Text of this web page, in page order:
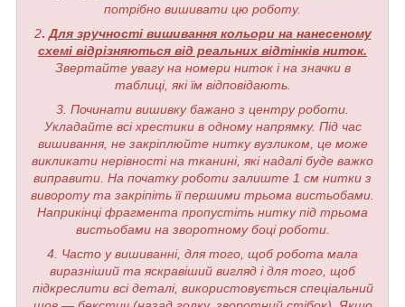
потрібно вишивати цю роботу.
2. Для зручності вишивання кольори на нанесеному
схемі відрізняються від реальних відтінків ниток.
Звертайте увагу на номери ниток і на значки в
таблиці, які їм відповідають.
3. Починати вишивку бажано з центру роботи.
Укладайте всі хрестики в одному напрямку. Під час
вишивання, не закріплюйте нитку вузликом, це може
викликати нерівності на тканині, які надалі буде важко
виправити. На початку роботи залиште 1 см нитки з
вивороту та закріпіть її першими трьома вистьобами.
Наприкінці фрагмента пропустіть нитку під трьома
вистьобами на зворотному боці роботи.
4. Часто у вишиванні, для того, щоб робота мала
виразніший та яскравіший вигляд і для того, щоб
підкреслити всі деталі, використовується спеціальний